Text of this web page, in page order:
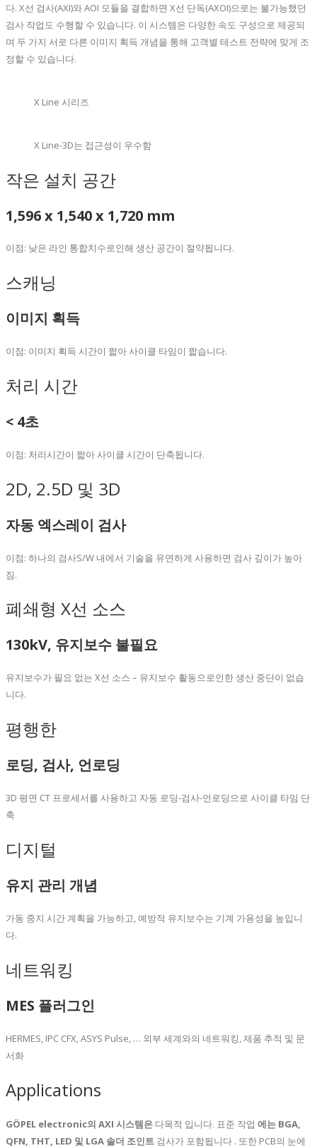
다. X선 검사(AXI)와 AOI 모듈을 결합하면 X선 단독(AXOI)으로는 불가능했던
검사 작업도 수행할 수 있습니다. 이 시스템은 다양한 속도 구성으로 제공되
며 두 가지 서로 다른 이미지 획득 개념을 통해 고객별 테스트 전략에 맞게 조
정할 수 있습니다.
X Line 시리즈
X Line-3D는 접근성이 우수함
작은 설치 공간
1,596 x 1,540 x 1,720 mm
이점: 낮은 라인 통합치수로인해 생산 공간이 절약됩니다.
스캐닝
이미지 획득
이점: 이미지 획득 시간이 짧아 사이클 타임이 짧습니다.
처리 시간
< 4초
이점: 처리시간이 짧아 사이클 시간이 단축됩니다.
2D, 2.5D 및 3D
자동 엑스레이 검사
이점: 하나의 검사S/W 내에서 기술을 유연하게 사용하면 검사 깊이가 높아
짐.
폐쇄형 X선 소스
130kV, 유지보수 불필요
유지보수가 필요 없는 X선 소스 – 유지보수 활동으로인한 생산 중단이 없습
니다.
평행한
로딩, 검사, 언로딩
3D 평면 CT 프로세서를 사용하고 자동 로딩-검사-언로딩으로 사이클 타임 단
축
디지털
유지 관리 개념
가동 중지 시간 계획을 가능하고, 예방적 유지보수는 기계 가용성을 높입니
다.
네트워킹
MES 플러그인
HERMES, IPC CFX, ASYS Pulse, … 외부 세계와의 네트워킹, 제품 추적 및 문
서화
Applications
GÖPEL electronic의 AXI 시스템은 다목적 입니다. 표준 작업 에는 BGA,
QFN, THT, LED 및 LGA 솔더 조인트 검사가 포함됩니다 . 또한 PCB의 눈에